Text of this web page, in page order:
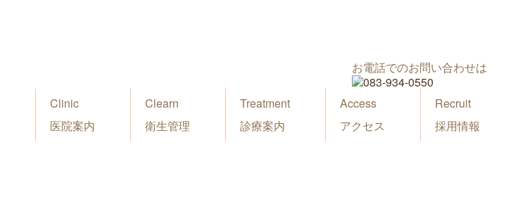
お電話でのお問い合わせは
Clinic
医院案内
Clearn
衛生管理
Treatment
診療案内
Access
アクセス
Recruit
採用情報